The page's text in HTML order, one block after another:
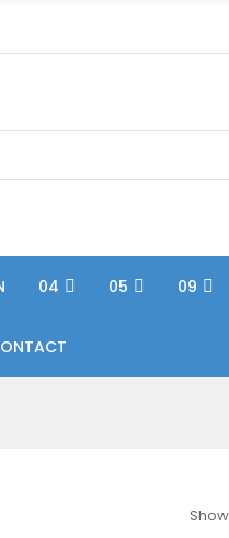
04 05 09